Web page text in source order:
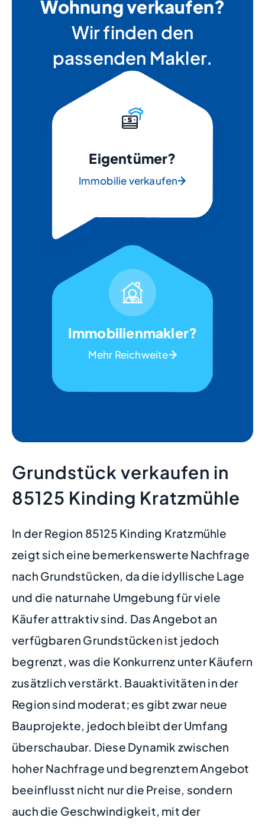
Wohnung verkaufen?
Wir finden den
passenden Makler.
Eigentümer?
Immobilie verkaufen
Immobilienmakler?
Mehr Reichweite
Grundstück verkaufen in
85125 Kinding Kratzmühle
In der Region 85125 Kinding Kratzmühle
zeigt sich eine bemerkenswerte Nachfrage
nach Grundstücken, da die idyllische Lage
und die naturnahe Umgebung für viele
Käufer attraktiv sind. Das Angebot an
verfügbaren Grundstücken ist jedoch
begrenzt, was die Konkurrenz unter Käufern
zusätzlich verstärkt. Bauaktivitäten in der
Region sind moderat; es gibt zwar neue
Bauprojekte, jedoch bleibt der Umfang
überschaubar. Diese Dynamik zwischen
hoher Nachfrage und begrenztem Angebot
beeinflusst nicht nur die Preise, sondern
auch die Geschwindigkeit, mit der